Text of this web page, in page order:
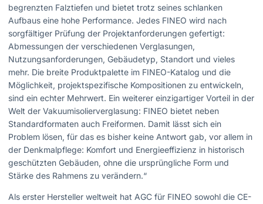
begrenzten Falztiefen und bietet trotz seines schlanken
Aufbaus eine hohe Performance. Jedes FINEO wird nach
sorgfältiger Prüfung der Projektanforderungen gefertigt:
Abmessungen der verschiedenen Verglasungen,
Nutzungsanforderungen, Gebäudetyp, Standort und vieles
mehr. Die breite Produktpalette im FINEO-Katalog und die
Möglichkeit, projektspezifische Kompositionen zu entwickeln,
sind ein echter Mehrwert. Ein weiterer einzigartiger Vorteil in der
Welt der Vakuumisolierverglasung: FINEO bietet neben
Standardformaten auch Freiformen. Damit lässt sich ein
Problem lösen, für das es bisher keine Antwort gab, vor allem in
der Denkmalpflege: Komfort und Energieeffizienz in historisch
geschützten Gebäuden, ohne die ursprüngliche Form und
Stärke des Rahmens zu verändern.“
Als erster Hersteller weltweit hat AGC für FINEO sowohl die CE-